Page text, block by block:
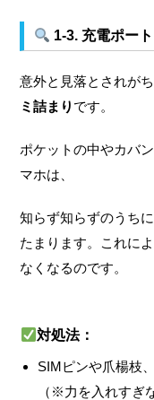
1-3. 充電ポー
意外と見落とされがち
ミ詰まり です。
ポケットの中やカバ
マホは、
知らず知らずのうち
たまります。これに
なくなるのです。
対処法：
SIMピンや爪楊枝
（※力を入れすぎ